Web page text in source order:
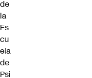
de
la
Es
cu
ela
de
Psi